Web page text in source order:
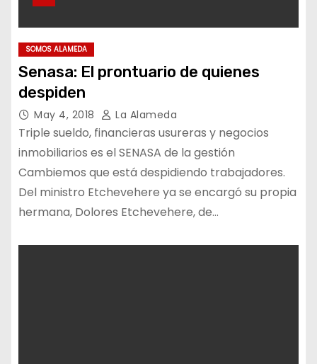
SOMOS ALAMEDA
Senasa: El prontuario de quienes
despiden
May 4, 2018 La Alameda
Triple sueldo, financieras usureras y negocios
inmobiliarios es el SENASA de la gestión
Cambiemos que está despidiendo trabajadores.
Del ministro Etchevehere ya se encargó su propia
hermana, Dolores Etchevehere, de…